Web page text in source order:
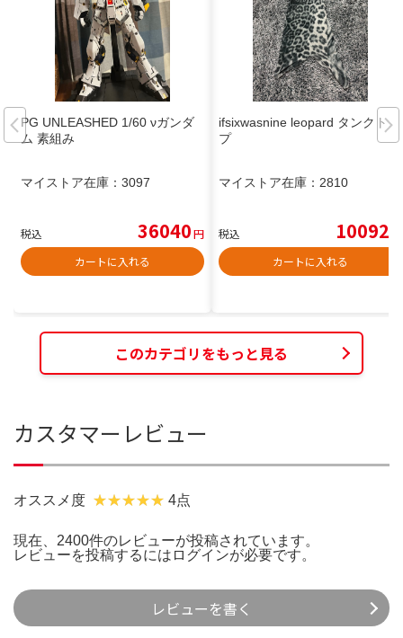
PG UNLEASHED 1/60 νガンダ
ム 素組み
マイストア在庫： 3097
税込 36040円
カートに入れる
ifsixwasnine leopard タンクトッ
プ
マイストア在庫： 2810
税込 10092
カートに入れる
このカテゴリをもっと見る
カスタマーレビュー
オススメ度 4点
現在、2400件のレビューが投稿されています。
レビューを投稿するには ログインが必要です。
レビューを書く